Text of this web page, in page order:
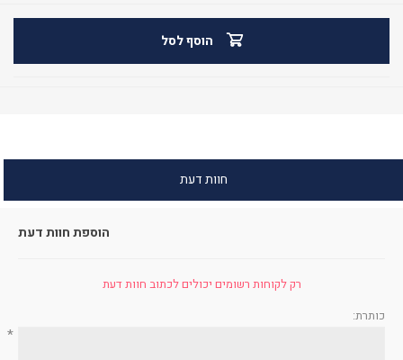
הוסף לסל
חוות דעת
הוספת חוות דעת
רק לקוחות רשומים יכולים לכתוב חוות דעת
כותרת:
*